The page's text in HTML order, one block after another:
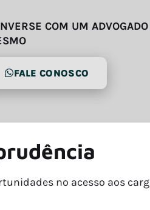
COM UM
FALE CONOSCO
no acesso aos